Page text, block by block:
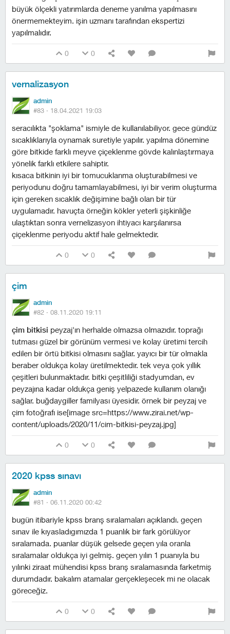
büyük ölçekli yatırımlarda deneme yanılma yapılmasını
önermemekteyim. işin uzmanı tarafından ekspertizi
yapılmalıdır.
0 0
vernalizasyon
admin
#83 · 18.04.2021 19:03
seracılıkta "şoklama" ismiyle de kullanılabiliyor. gece gündüz
sıcaklıklarıyla oynamak suretiyle yapılır. yapılma dönemine
göre bitkide farklı meyve çiçeklenme gövde kalınlaştırmaya
yönelik farklı etkilere sahiptir.
kısaca bitkinin iyi bir tomucuklanma oluşturabilmesi ve
periyodunu doğru tamamlayabilmesi, iyi bir verim oluşturma
için gereken sıcaklık değişimine bağlı olan bir tür
uygulamadır. havuçta örneğin kökler yeterli şişkinliğe
ulaştıktan sonra vernelizasyon ihtiyacı karşılanırsa
çiçeklenme periyodu aktif hale gelmektedir.
0 0
çim
admin
#82 · 08.11.2020 19:11
çim bitkisi peyzaj'ın herhalde olmazsa olmazıdır. toprağı
tutması güzel bir görünüm vermesi ve kolay üretimi tercih
edilen bir örtü bitkisi olmasını sağlar. yayıcı bir tür olmakla
beraber oldukça kolay üretilmektedir. tek veya çok yıllık
çeşitleri bulunmaktadır. bitki çeşitliliği stadyumdan, ev
peyzajına kadar oldukça geniş yelpazede kullanım olanığı
sağlar. buğdaygiller familyası üyesidir. örnek bir peyzaj ve
çim fotoğrafı ise[image src=https://www.zirai.net/wp-
content/uploads/2020/11/cim-bitkisi-peyzaj.jpg]
0 0
2020 kpss sınavı
admin
#81 · 06.11.2020 00:42
bugün itibariyle kpss branş sıralamaları açıklandı. geçen
sınav ile kıyasladıgımızda 1 puanlık bir fark görülüyor
sıralamada. puanlar düşük gelsede geçen yıla oranla
sıralamalar oldukça iyi gelmiş. geçen yılın 1 puanıyla bu
yılınki ziraat mühendisi kpss branş sıralamasında farketmiş
durumdadır. bakalım atamalar gerçekleşecek mi ne olacak
göreceğiz.
0 0